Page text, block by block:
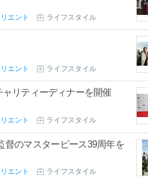
エント ライフスタイル
エント ライフスタイル
リティーディナーを開催
エント ライフスタイル
督のマスターピース39周年を
エント ライフスタイル